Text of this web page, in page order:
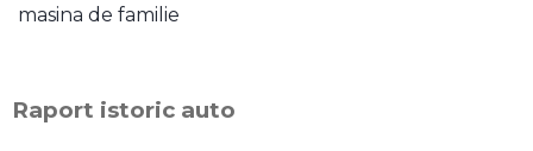
masina de familie
Raport istoric auto